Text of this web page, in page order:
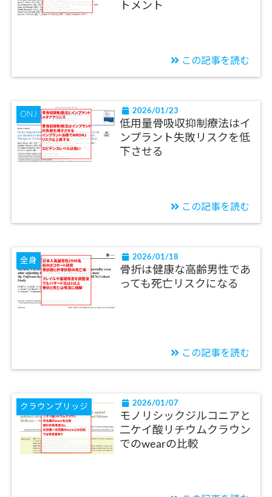
トメント
この記事を読む
ONJ 2026/01/23
低用量骨吸収抑制療法はイ
ンプラント失敗リスクを低
下させる
この記事を読む
全身 2026/01/18
骨折は健康な高齢男性であ
っても死亡リスクになる
この記事を読む
クラウンブリッジ 2026/01/07
モノリシックジルコニアと
二ケイ酸リチウムクラウン
でのwearの比較